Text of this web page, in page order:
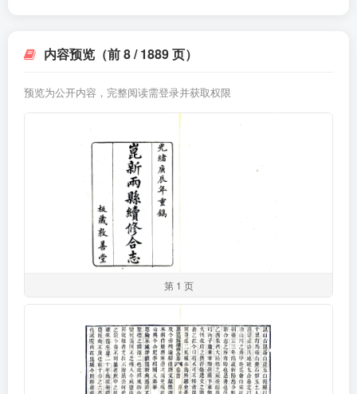
内容预览（前 8 / 1889 页）
预览为公开内容，完整阅读需登录并获取权限
第 1 页